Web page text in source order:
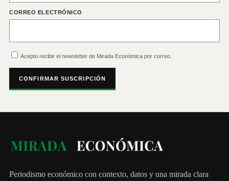
CORREO ELECTRÓNICO
Acepto recibir el newsletter de Mirada Económica por correo.
CONFIRMAR SUSCRIPCIÓN
Periodismo económico con contexto, datos y una mirada clara